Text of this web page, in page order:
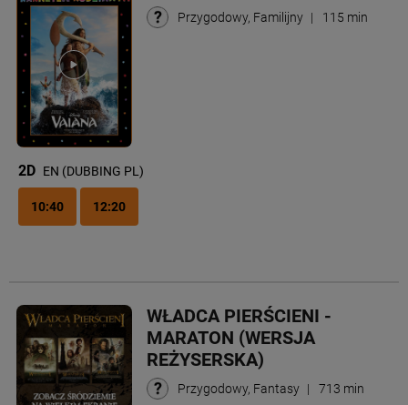
Przygodowy, Familijny | 115 min
2D EN (DUBBING PL)
10:40 12:20
WŁADCA PIERŚCIENI -
MARATON (WERSJA
REŻYSERSKA)
Przygodowy, Fantasy | 713 min